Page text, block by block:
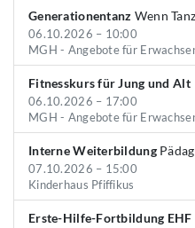
Generationentanz Wenn
06.10.2026 – 10:00
MGH - Angebote für
Fitnesskurs für Jung und Alt
06.10.2026 – 17:00
MGH - Angebote für
Interne Weiterbildung
07.10.2026 – 15:00
Kinderhaus Pfiffikus
Erste-Hilfe-Fortbildung EHF